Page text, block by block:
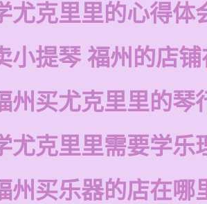
尤克里里的心得体
小提琴 福州的店
州买尤克里里的琴
尤克里里需要学乐
州买乐器的店在哪